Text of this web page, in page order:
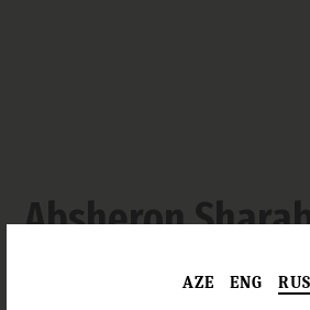
Absheron
AZE ENG RUS